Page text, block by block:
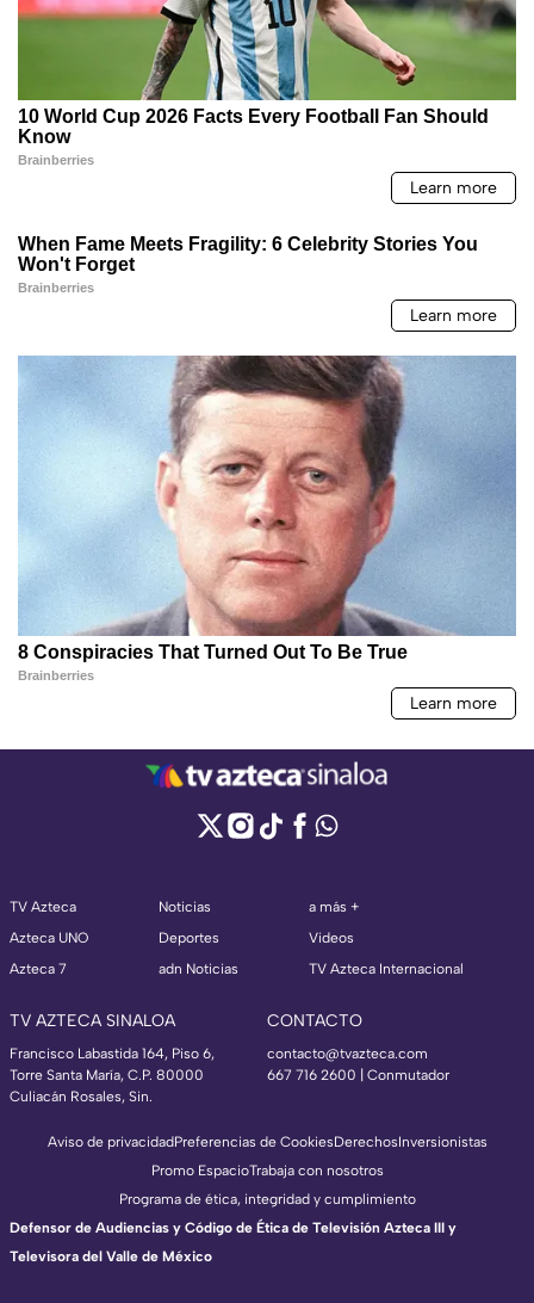
TV Azteca
Azteca UNO
Azteca 7
Noticias
Deportes
adn Noticias
a más +
Videos
TV Azteca Internacional
TV AZTECA SINALOA
Francisco Labastida 164, Piso 6,
Torre Santa María, C.P. 80000
Culiacán Rosales, Sin.
CONTACTO
contacto@tvazteca.com
667 716 2600 | Conmutador
Aviso de privacidadPreferencias de CookiesDerechosInversionistas
Promo EspacioTrabaja con nosotros
Programa de ética, integridad y cumplimiento
Defensor de Audiencias y Código de Ética de Televisión Azteca III y
Televisora del Valle de México